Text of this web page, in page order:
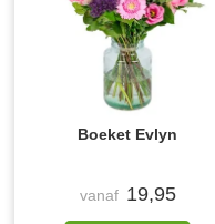
Boeket Evlyn
vanaf 19,95